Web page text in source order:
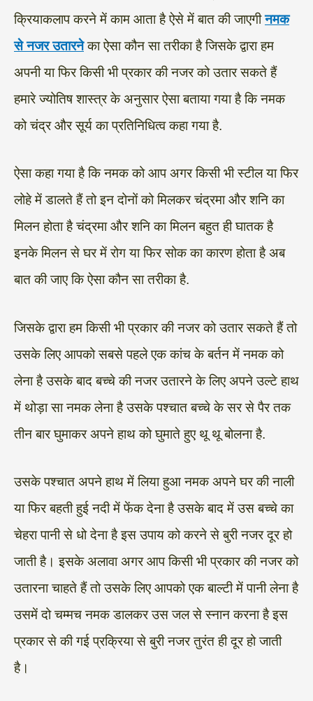
क्रियाकलाप करने में काम आता है ऐसे में बात की जाएगी नमक
से नजर उतारनेका ऐसा कौन सा तरीका है जिसके द्वारा हम
अपनी या फिर किसी भी प्रकार की नजर को उतार सकते हैं
हमारे ज्योतिष शास्त्र के अनुसार ऐसा बताया गया है कि नमक
को चंद्र और सूर्य का प्रतिनिधित्व कहा गया है.
ऐसा कहा गया है कि नमक को आप अगर किसी भी स्टील या फिर
लोहे में डालते हैं तो इन दोनों को मिलकर चंद्रमा और शनि का
मिलन होता है चंद्रमा और शनि का मिलन बहुत ही घातक है
इनके मिलन से घर में रोग या फिर सोक का कारण होता है अब
बात की जाए कि ऐसा कौन सा तरीका है.
जिसके द्वारा हम किसी भी प्रकार की नजर को उतार सकते हैं तो
उसके लिए आपको सबसे पहले एक कांच के बर्तन में नमक को
लेना है उसके बाद बच्चे की नजर उतारने के लिए अपने उल्टे हाथ
में थोड़ा सा नमक लेना है उसके पश्चात बच्चे के सर से पैर तक
तीन बार घुमाकर अपने हाथ को घुमाते हुए थू थू बोलना है.
उसके पश्चात अपने हाथ में लिया हुआ नमक अपने घर की नाली
या फिर बहती हुई नदी में फेंक देना है उसके बाद में उस बच्चे का
चेहरा पानी से धो देना है इस उपाय को करने से बुरी नजर दूर हो
जाती है। इसके अलावा अगर आप किसी भी प्रकार की नजर को
उतारना चाहते हैं तो उसके लिए आपको एक बाल्टी में पानी लेना है
उसमें दो चम्मच नमक डालकर उस जल से स्नान करना है इस
प्रकार से की गई प्रक्रिया से बुरी नजर तुरंत ही दूर हो जाती
है।